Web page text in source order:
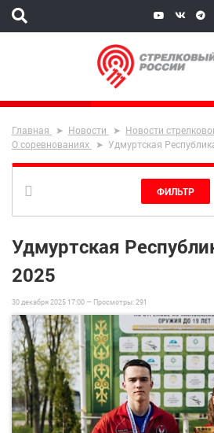
Главная Новости
Новости
О соревнованиях
Удмуртская
ФИЛЬТР
Удмуртская
2025
30 декабря 2025 17:00 — Просмотры:291